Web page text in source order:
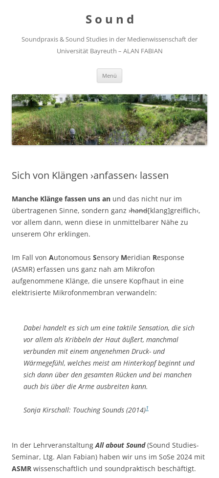
S o u n d
Soundpraxis & Sound Studies in der Medienwissenschaft der
Universität Bayreuth – ALAN FABIAN
Menü
Sich von Klängen ›anfassen‹ lassen
Manche Klänge fassen uns an und das nicht nur im
übertragenen Sinne, sondern ganz ›hand[klang]greiflich‹,
vor allem dann, wenn diese in unmittelbarer Nähe zu
unserem Ohr erklingen.
Im Fall von Autonomous Sensory Meridian Response
(ASMR) erfassen uns ganz nah am Mikrofon
aufgenommene Klänge, die unsere Kopfhaut in eine
elektrisierte Mikrofonmembran verwandeln:
Dabei handelt es sich um eine taktile Sensation, die sich
vor allem als Kribbeln der Haut äußert, manchmal
verbunden mit einem angenehmen Druck- und
Wärmegefühl, welches meist am Hinterkopf beginnt und
sich dann über den gesamten Rücken und bei manchen
auch bis über die Arme ausbreiten kann.
Sonja Kirschall: Touching Sounds (2014)1
In der LehrveranstaltungAll about Sound(Sound Studies-
Seminar, Ltg. Alan Fabian) haben wir uns im SoSe 2024 mit
ASMR wissenschaftlich und soundpraktisch beschäftigt.